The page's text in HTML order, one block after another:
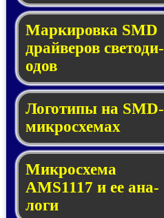
Маркировка SMD
драй­ве­ров све­то­ди­
о­дов
Логотипы на SMD-
мик­ро­схе­мах
Микросхема
AMS1117 и ее ана­
ло­ги